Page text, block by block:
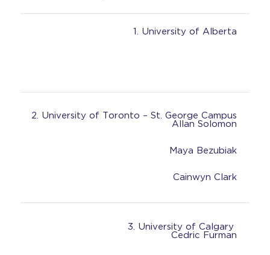
1. University of Alberta
Allan Solomon
Maya Bezubiak
Cainwyn Clark
2. University of Toronto – St. George Campus
Cedric Furman
3. University of Calgary